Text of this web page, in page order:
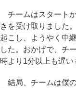
チームはスタート
きを受け取りました
起こし、ようやく中
した。おかげで、チ
時より1分以上も遅い
結局、チームは僕